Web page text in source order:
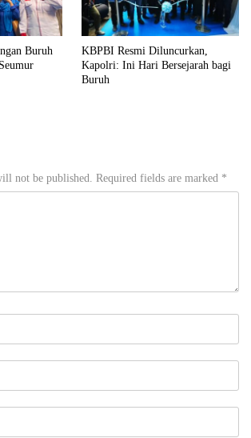
Buruh
KBPBI Resmi Diluncurkan,
Kapolri: Ini Hari Bersejarah bagi
Buruh
not be published. Required fields are marked *